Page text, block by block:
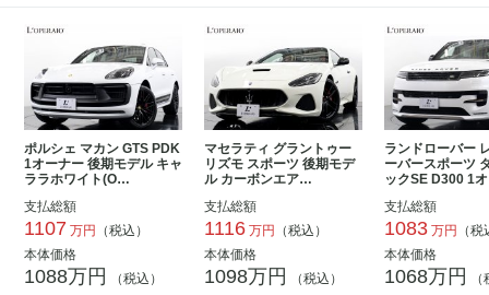
ポルシェ マカン GTS PDK
1オーナー 後期モデル キャ
ララホワイト(O…
支払総額
1107 万円
（税込）
本体価格
1088万円 （税込）
マセラティ グラントゥー
リズモ スポーツ 後期モデ
ル カーボンエア…
支払総額
1116 万円
（税込）
本体価格
1098万円 （税込）
ランドローバー
ーバースポーツ
ックSE D300 1
支払総額
1083 万円
（
本体価格
1068万円